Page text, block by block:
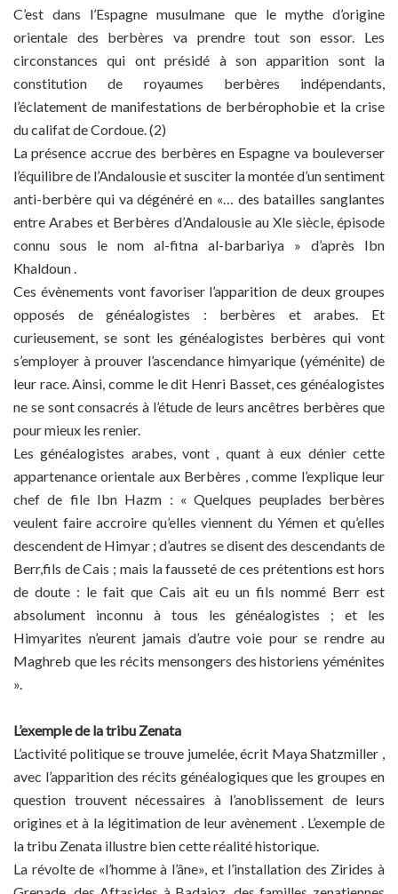
C’est dans l’Espagne musulmane que le mythe d’origine
orientale des berbères va prendre tout son essor. Les
circonstances qui ont présidé à son apparition sont la
constitution de royaumes berbères indépendants,
l’éclatement de manifestations de berbérophobie et la crise
du califat de Cordoue. (2)
La présence accrue des berbères en Espagne va bouleverser
l’équilibre de l’Andalousie et susciter la montée d’un sentiment
anti-berbère qui va dégénéré en «… des batailles sanglantes
entre Arabes et Berbères d’Andalousie au Xle siècle, épisode
connu sous le nom al-fitna al-barbariya » d’après Ibn
Khaldoun .
Ces évènements vont favoriser l’apparition de deux groupes
opposés de généalogistes : berbères et arabes. Et
curieusement, se sont les généalogistes berbères qui vont
s’employer à prouver l’ascendance himyarique (yéménite) de
leur race. Ainsi, comme le dit Henri Basset, ces généalogistes
ne se sont consacrés à l’étude de leurs ancêtres berbères que
pour mieux les renier.
Les généalogistes arabes, vont , quant à eux dénier cette
appartenance orientale aux Berbères , comme l’explique leur
chef de file Ibn Hazm : « Quelques peuplades berbères
veulent faire accroire qu’elles viennent du Yémen et qu’elles
descendent de Himyar ; d’autres se disent des descendants de
Berr,fils de Cais ; mais la fausseté de ces prétentions est hors
de doute : le fait que Cais ait eu un fils nommé Berr est
absolument inconnu à tous les généalogistes ; et les
Himyarites n’eurent jamais d’autre voie pour se rendre au
Maghreb que les récits mensongers des historiens yéménites
».
L’exemple de la tribu Zenata
L’activité politique se trouve jumelée, écrit Maya Shatzmiller ,
avec l’apparition des récits généalogiques que les groupes en
question trouvent nécessaires à l’anoblissement de leurs
origines et à la légitimation de leur avènement . L’exemple de
la tribu Zenata illustre bien cette réalité historique.
La révolte de «l’homme à l’âne», et l’installation des Zirides à